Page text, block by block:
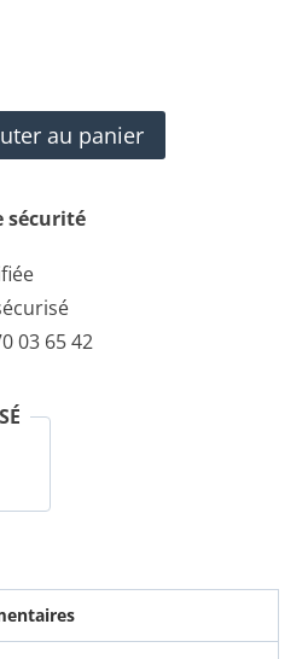
au panier
sécurité
03 65 42